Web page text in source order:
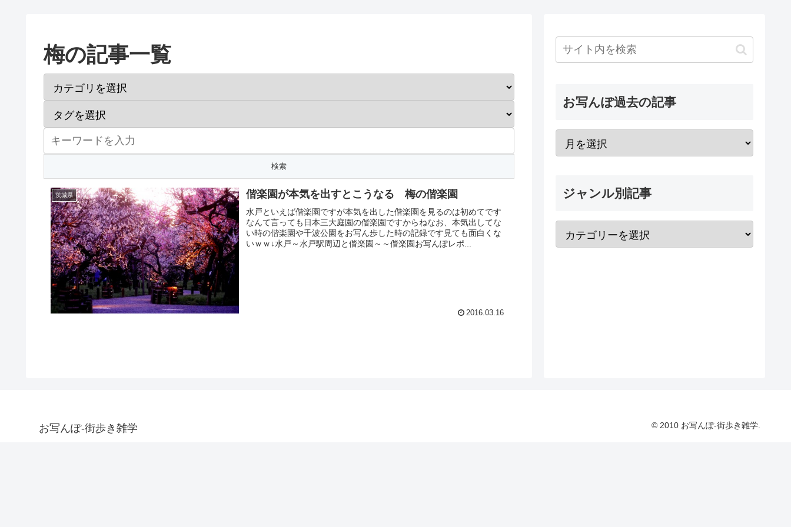
梅の記事一覧
茨城県 偕楽園が本気を出すとこうなる 梅の偕楽園
水戸といえば偕楽園ですが本気を出した偕楽園を見るのは初めてです
なんて言っても日本三大庭園の偕楽園ですからねなお、本気出してな
い時の偕楽園や千波公園をお写ん歩した時の記録です見ても面白くな
いｗｗ↓水戸～水戸駅周辺と偕楽園～～偕楽園お写んぽレポ...
2016.03.16
お写んぽ過去の記事
ジャンル別記事
お写んぽ-街歩き雑学 © 2010 お写んぽ-街歩き雑学.